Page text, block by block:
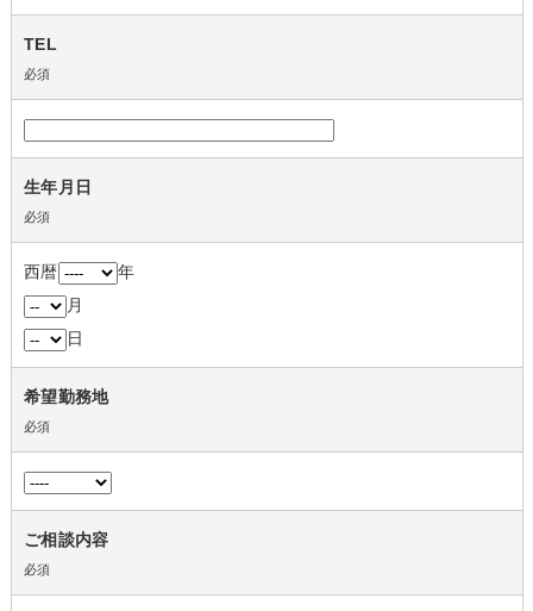
TEL
必須
生年月日
必須
西暦
年
月
日
希望勤務地
必須
ご相談内容
必須